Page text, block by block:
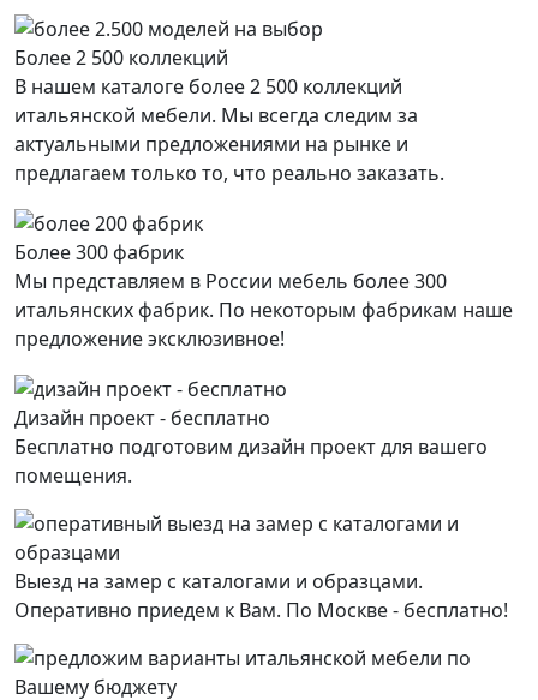
Более 2 500 коллекций
В нашем каталоге более 2 500 коллекций
итальянской мебели. Мы всегда следим за
актуальными предложениями на рынке и
предлагаем только то, что реально заказать.
Более 300 фабрик
Мы представляем в России мебель более 300
итальянских фабрик. По некоторым фабрикам наше
предложение эксклюзивное!
Дизайн проект - бесплатно
Бесплатно подготовим дизайн проект для вашего
помещения.
Выезд на замер с каталогами и образцами.
Оперативно приедем к Вам. По Москве - бесплатно!